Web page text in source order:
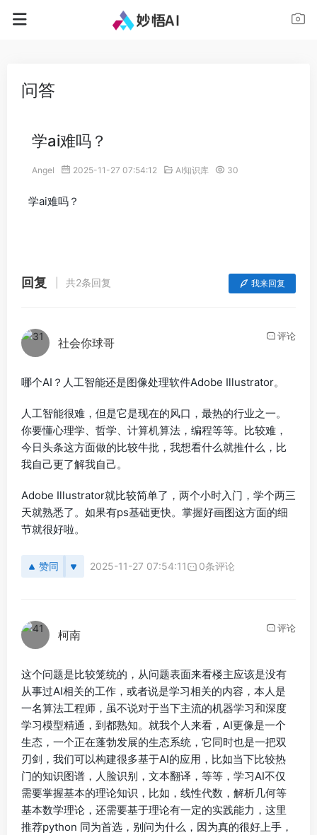
问答
学ai难吗？
Angel 2025-11-27 07:54:12 AI知识库 30
学ai难吗？
回复 共2条回复 我来回复
社会你球哥 评论
哪个AI？人工智能还是图像处理软件Adobe Illustrator。
人工智能很难，但是它是现在的风口，最热的行业之一。
你要懂心理学、哲学、计算机算法，编程等等。比较难，
今日头条这方面做的比较牛批，我想看什么就推什么，比
我自己更了解我自己。
Adobe Illustrator就比较简单了，两个小时入门，学个两三
天就熟悉了。如果有ps基础更快。掌握好画图这方面的细
节就很好啦。
赞同 2025-11-27 07:54:11 0条评论
柯南 评论
这个问题是比较笼统的，从问题表面来看楼主应该是没有
从事过AI相关的工作，或者说是学习相关的内容，本人是
一名算法工程师，虽不说对于当下主流的机器学习和深度
学习模型精通，到都熟知。就我个人来看，AI更像是一个
生态，一个正在蓬勃发展的生态系统，它同时也是一把双
刃剑，我们可以构建很多基于AI的应用，比如当下比较热
门的知识图谱，人脸识别，文本翻译，等等，学习AI不仅
需要掌握基本的理论知识，比如，线性代数，解析几何等
基本数学理论，还需要基于理论有一定的实践能力，这里
推荐python 同为首选，别问为什么，因为真的很好上手，